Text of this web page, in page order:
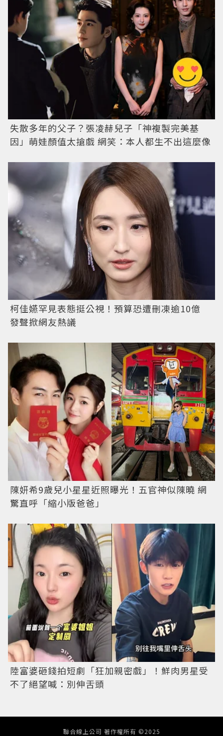
失散多年的父子？張凌赫兒子「神複製完美基
因」萌娃顏值太搶戲 網笑：本人都生不出這麼像
柯佳嬿罕見表態挺公視！預算恐遭刪凍逾10億
發聲掀網友熱議
陳妍希9歲兒小星星近照曝光！五官神似陳曉 網
驚直呼「縮小版爸爸」
陸富婆砸錢拍短劇「狂加親密戲」！鮮肉男星受
不了絕望喊：別伸舌頭
聯合線上公司 著作權所有 ©2025